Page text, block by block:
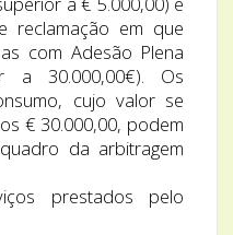
reclamação em que
com Adesão Plena
a 30.000,00€). Os
cujo valor se
€ 30.000,00, podem
da arbitragem
prestados pelo